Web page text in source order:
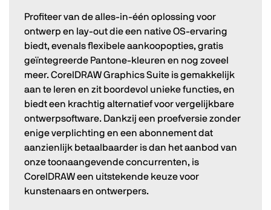
Profiteer van de alles-in-één oplossing voor
ontwerp en lay-out die een native OS-ervaring
biedt, evenals flexibele aankoopopties, gratis
geïntegreerde Pantone-kleuren en nog zoveel
meer. CorelDRAW Graphics Suite is gemakkelijk
aan te leren en zit boordevol unieke functies, en
biedt een krachtig alternatief voor vergelijkbare
ontwerpsoftware. Dankzij een proefversie zonder
enige verplichting en een abonnement dat
aanzienlijk betaalbaarder is dan het aanbod van
onze toonaangevende concurrenten, is
CorelDRAW een uitstekende keuze voor
kunstenaars en ontwerpers.